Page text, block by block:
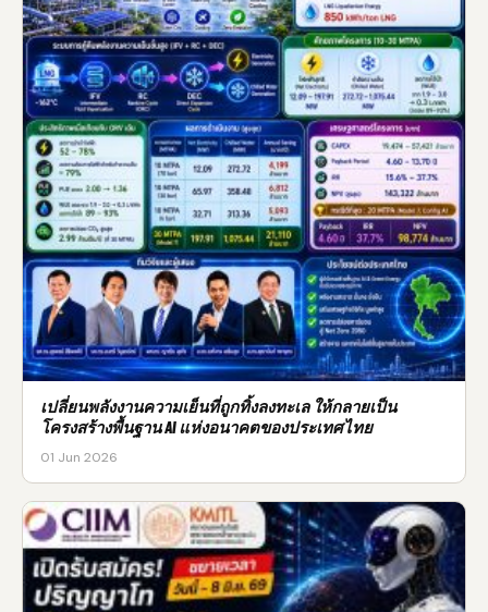
เปลี่ยนพลังงานความเย็นที่ถูกทิ้งลงทะเล ให้กลายเป็น
โครงสร้างพื้นฐาน AI แห่งอนาคตของประเทศไทย
01 Jun 2026